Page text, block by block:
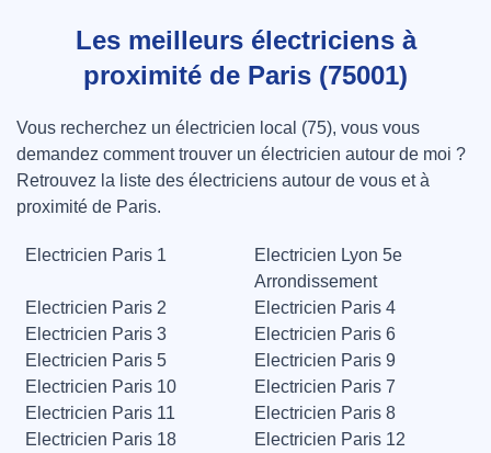
Les meilleurs électriciens à
proximité de Paris (75001)
Vous recherchez un électricien local (75), vous vous
demandez comment trouver un électricien autour de moi ?
Retrouvez la liste des électriciens autour de vous et à
proximité de Paris.
Electricien Paris 1
Electricien Lyon 5e
Arrondissement
Electricien Paris 2
Electricien Paris 4
Electricien Paris 3
Electricien Paris 6
Electricien Paris 5
Electricien Paris 9
Electricien Paris 10
Electricien Paris 7
Electricien Paris 11
Electricien Paris 8
Electricien Paris 18
Electricien Paris 12